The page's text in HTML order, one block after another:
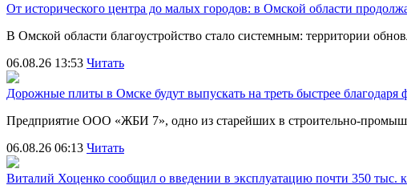
От исторического центра до малых городов: в Омской области
В Омской области благоустройство стало системным: территории
06.08.26 13:53 Читать
Дорожные плиты в Омске будут выпускать на треть быстрее благодаря
Предприятие ООО «ЖБИ 7», одно из старейших в
06.08.26 06:13 Читать
Виталий Хоценко сообщил о введении в эксплуатацию почти 350 тыс.